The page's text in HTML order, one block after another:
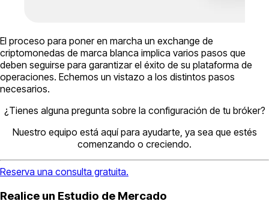
El proceso para poner en marcha un exchange de
criptomonedas de marca blanca implica varios pasos que
deben seguirse para garantizar el éxito de su plataforma de
operaciones. Echemos un vistazo a los distintos pasos
necesarios.
¿Tienes alguna pregunta sobre la configuración de tu bróker?
Nuestro equipo está aquí para ayudarte, ya sea que estés
comenzando o creciendo.
Reserva una consulta gratuita.
Realice un Estudio de Mercado